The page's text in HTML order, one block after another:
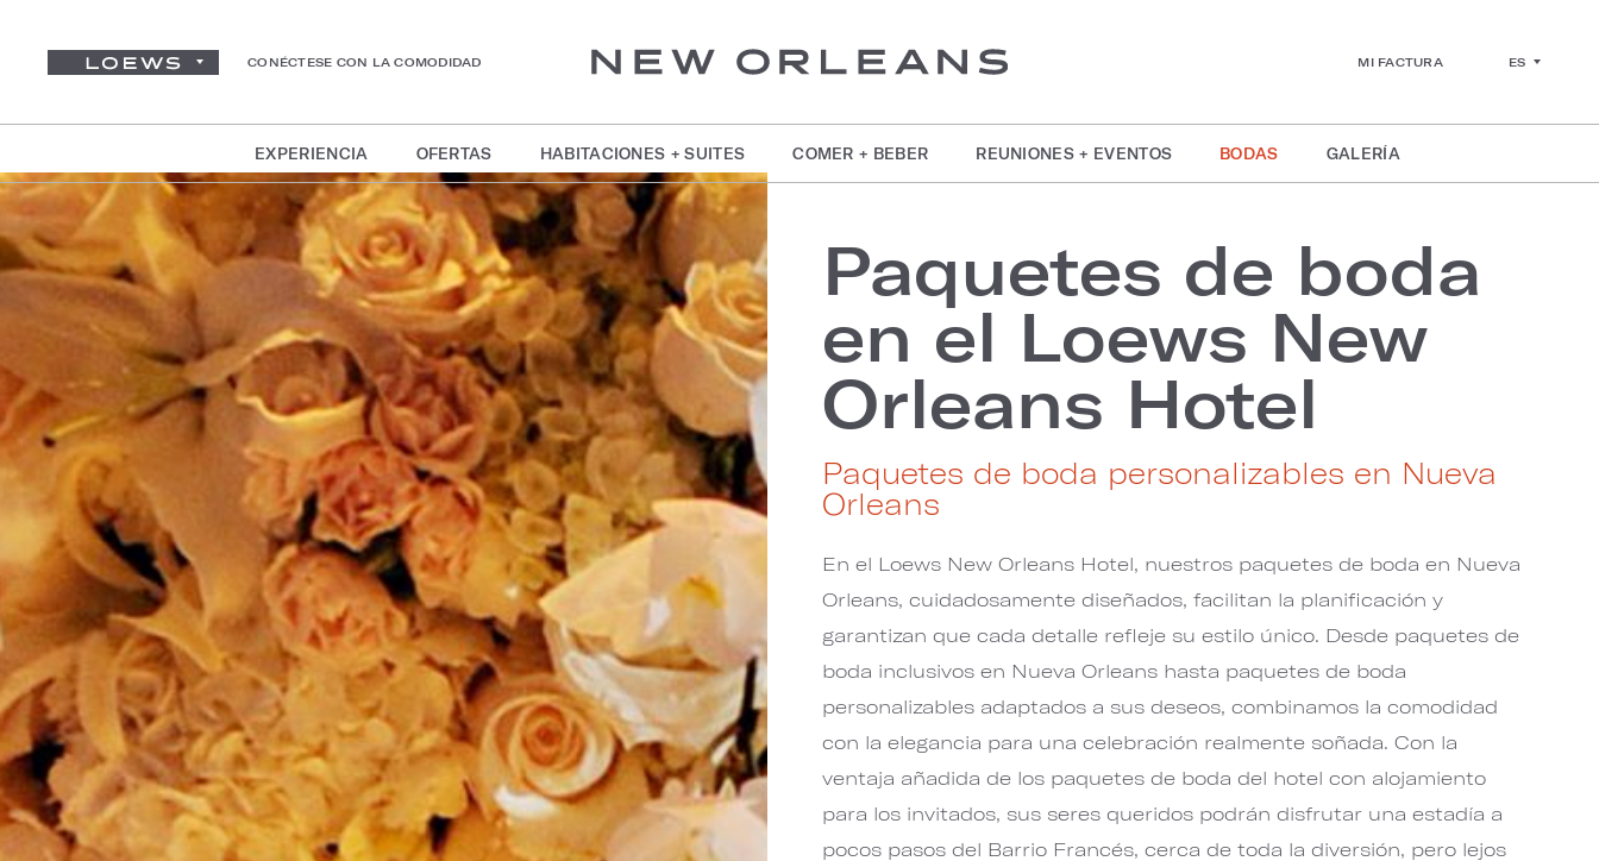
CONÉCTESE CON LA COMODIDAD MI FACTURA ES
EXPERIENCIA OFERTAS HABITACIONES + SUITES COMER + BEBER REUNIONES + EVENTOS BODAS GALERÍA
Paquetes de boda
en el Loews New
Orleans Hotel
Paquetes de boda personalizables en Nueva
Orleans
En el Loews New Orleans Hotel, nuestros paquetes de boda en Nueva
Orleans, cuidadosamente diseñados, facilitan la planificación y
garantizan que cada detalle refleje su estilo único. Desde paquetes de
boda inclusivos en Nueva Orleans hasta paquetes de boda
personalizables adaptados a sus deseos, combinamos la comodidad
con la elegancia para una celebración realmente soñada. Con la
ventaja añadida de los paquetes de boda del hotel con alojamiento
para los invitados, sus seres queridos podrán disfrutar una estadía a
pocos pasos del Barrio Francés, cerca de toda la diversión, pero lejos